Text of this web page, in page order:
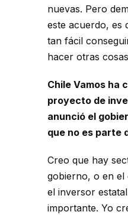
nuevas. Pero
este acuerdo, es
tan fácil
hacer otras
Chile Vamos ha
proyecto de
anunció el
que no es parte
Creo que hay
gobierno, o en el
el inversor
importante. Yo